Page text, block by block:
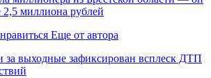
2,5 миллиона рублей
Еще от автора
за выходные зафиксирован всплеск ДТП